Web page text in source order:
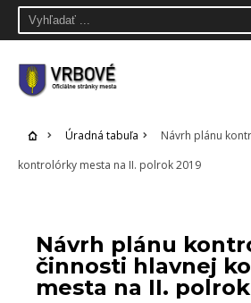
Úradná tabuľa
Návrh plánu
kontrolórky mesta na II. polrok 2019
Návrh plánu
činnosti hlavnej
mesta na II. polrok